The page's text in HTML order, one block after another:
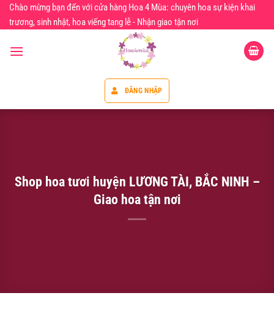
Chuyển
đến
dung
Chào mừng bạn đến với cửa hàng Hoa 4 Mùa: chuyên hoa sự kiện khai
trương, sinh nhật, hoa viếng tang lễ - Nhận giao tận nơi
ĐĂNG NHẬP
Shop hoa tươi huyện LƯƠNG TÀI, BẮC NINH –
Giao hoa tận nơi